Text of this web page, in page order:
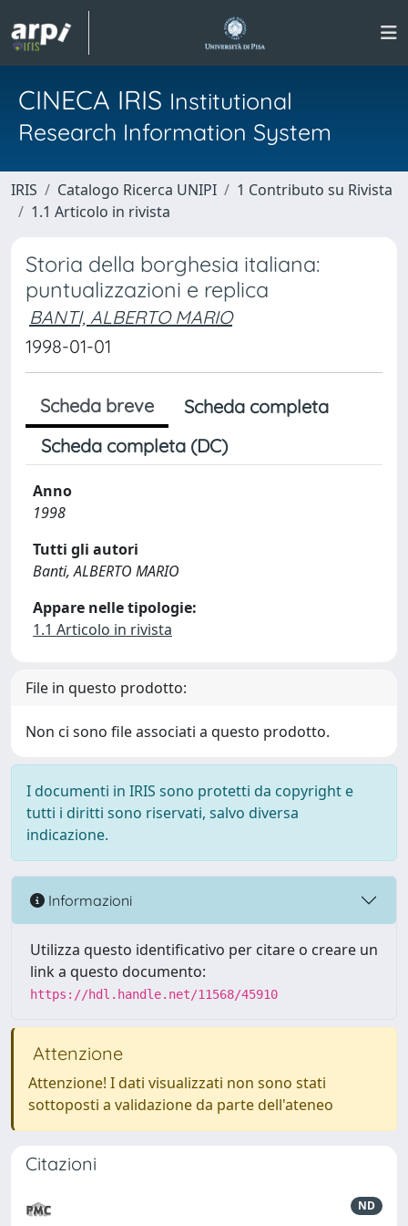
CINECA IRIS Institutional
Research Information System
IRIS Catalogo Ricerca UNIPI
1 Contributo su Rivista
1.1 Articolo in rivista
Storia della borghesia italiana:
puntualizzazioni e replica
BANTI, ALBERTO MARIO
1998-01-01
Scheda breve
Scheda completa
Scheda completa (DC)
Anno
1998
Tutti gli autori
Banti, ALBERTO MARIO
Appare nelle tipologie:
1.1 Articolo in rivista
File in questo prodotto:
Non ci sono file associati a questo prodotto.
I documenti in IRIS sono protetti da copyright e
tutti i diritti sono riservati, salvo diversa
indicazione.
Informazioni
Utilizza questo identificativo per citare o creare un
link a questo documento:
https://hdl.handle.net/11568/45910
Attenzione
Attenzione! I dati visualizzati non sono stati
sottoposti a validazione da parte dell'ateneo
Citazioni
ND